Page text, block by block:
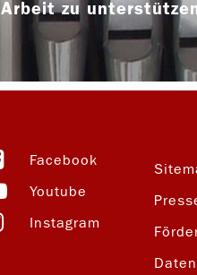
Arbeit zu
Facebook
Youtube
Instagram